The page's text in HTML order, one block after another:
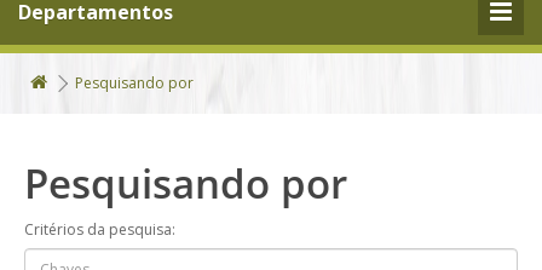
Departamentos
Pesquisando por
Pesquisando por
Critérios da pesquisa: